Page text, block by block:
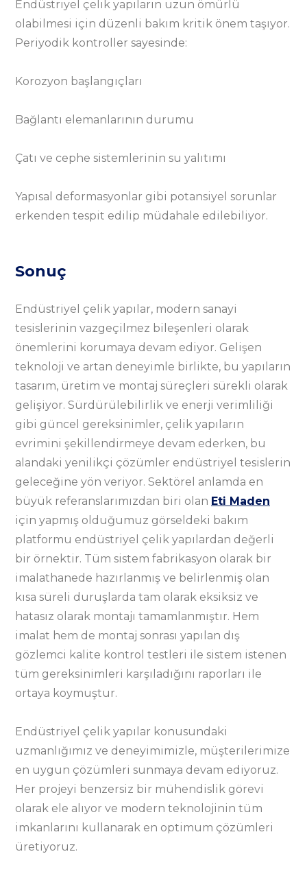
Endüstriyel çelik yapıların uzun ömürlü
olabilmesi için düzenli bakım kritik önem taşıyor.
Periyodik kontroller sayesinde:
Korozyon başlangıçları
Bağlantı elemanlarının durumu
Çatı ve cephe sistemlerinin su yalıtımı
Yapısal deformasyonlar gibi potansiyel sorunlar
erkenden tespit edilip müdahale edilebiliyor.
Sonuç
Endüstriyel çelik yapılar, modern sanayi
tesislerinin vazgeçilmez bileşenleri olarak
önemlerini korumaya devam ediyor. Gelişen
teknoloji ve artan deneyimle birlikte, bu yapıların
tasarım, üretim ve montaj süreçleri sürekli olarak
gelişiyor. Sürdürülebilirlik ve enerji verimliliği
gibi güncel gereksinimler, çelik yapıların
evrimini şekillendirmeye devam ederken, bu
alandaki yenilikçi çözümler endüstriyel tesislerin
geleceğine yön veriyor. Sektörel anlamda en
büyük referanslarımızdan biri olan Eti Maden
için yapmış olduğumuz görseldeki bakım
platformu endüstriyel çelik yapılardan değerli
bir örnektir. Tüm sistem fabrikasyon olarak bir
imalathanede hazırlanmış ve belirlenmiş olan
kısa süreli duruşlarda tam olarak eksiksiz ve
hatasız olarak montajı tamamlanmıştır. Hem
imalat hem de montaj sonrası yapılan dış
gözlemci kalite kontrol testleri ile sistem istenen
tüm gereksinimleri karşıladığını raporları ile
ortaya koymuştur.
Endüstriyel çelik yapılar konusundaki
uzmanlığımız ve deneyimimizle, müşterilerimize
en uygun çözümleri sunmaya devam ediyoruz.
Her projeyi benzersiz bir mühendislik görevi
olarak ele alıyor ve modern teknolojinin tüm
imkanlarını kullanarak en optimum çözümleri
üretiyoruz.